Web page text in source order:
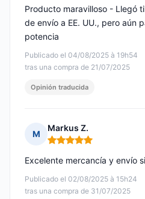
Publicado el 04/08/2025 à 19h54
tras una compra de 21/07/2025
Producto maravilloso - Llegó
de envío a EE. UU., pero aún
potencia
Opinión traducida
M
Markus Z.
Nota: 5 de 5
Publicado el 02/08/2025 à 15h24
tras una compra de 31/07/2025
Excelente mercancía y envío